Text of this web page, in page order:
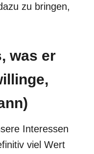
zu bringen,
was er
Interessen
viel Wert